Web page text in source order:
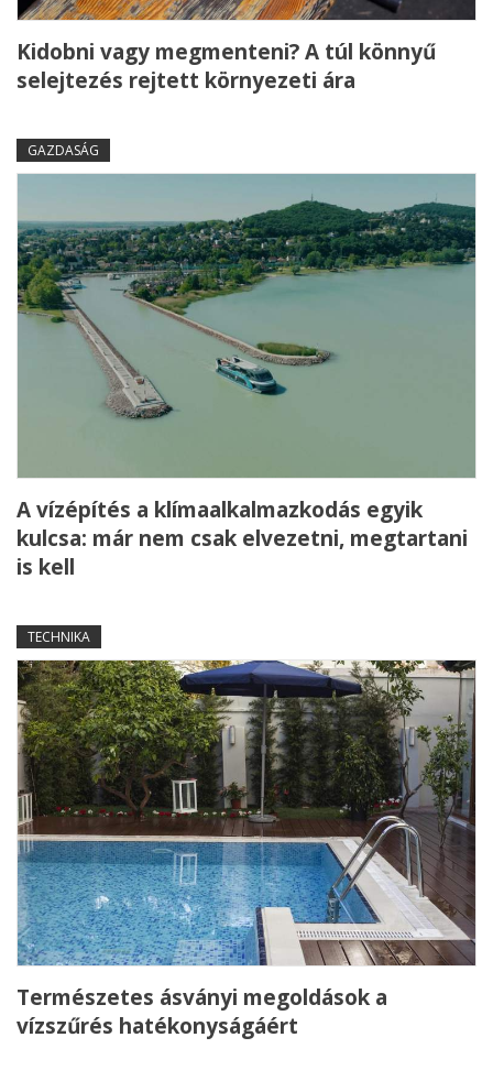
Kidobni vagy megmenteni? A túl könnyű
selejtezés rejtett környezeti ára
GAZDASÁG
A vízépítés a klímaalkalmazkodás egyik
kulcsa: már nem csak elvezetni, megtartani
is kell
TECHNIKA
Természetes ásványi megoldások a
vízszűrés hatékonyságáért